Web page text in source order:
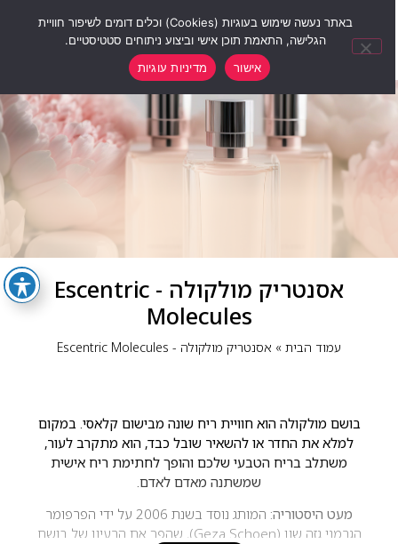
אסנטריק מולקולה - Escentric
Molecules
עמוד הבית» אסנטריק מולקולה - Escentric Molecules
בושם מולקולה הוא חוויית ריח שונה מבישום קלאסי. במקום
למלא את החדר או להשאיר שובל כבד, הוא מתקרב לעור,
משתלב בריח הטבעי שלכם והופך לחתימת ריח אישית
שמשתנה מאדם לאדם.
מעט היסטוריה:
המותג נוסד בשנת 2006 על ידי הפרפומר
הגרמני גזה שון (Geza Schoen), שהפך את הרעיון של בושם
באתר נעשה שימוש בעוגיות (Cookies) וכלים דומים לשיפור חוויית
הגלישה, התאמת תוכן אישי וביצוע ניתוחים סטטיסטיים.
אישור
מדיניות עוגיות